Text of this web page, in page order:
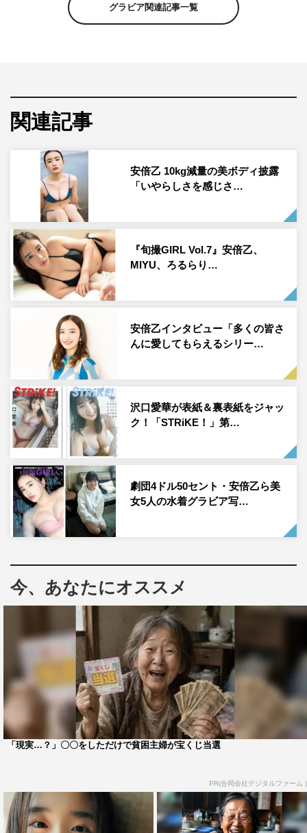
など、注目を集めている。
た1冊に仕上がった。
発売にあたり、安倍は「普段の私はわりと明るくてふざけ
スした姿や、家族じゃないと見られないような表情が写っ
ていると思います。フィルターをかけていない私のつまっ
た一冊を、多くの方に手に取っていただけたらうれしいで
す」とアピールしている。
安倍乙（撮影：前 康輔／集英社）
書誌情報
「劇団4ドル50セント 安倍乙ファースト写真集」
撮影：前 康輔
定価：2,300円＋税
グラビア関連記事一覧
関連記事
安倍乙 10kg減量の美ボディ披露
「いやらしさを感じさ…
『旬撮GIRL Vol.7』安倍乙、
MIYU、ろるらり…
安倍乙インタビュー「多くの皆さ
んに愛してもらえるシリー…
沢口愛華が表紙＆裏表紙をジャッ
ク！「STRiKE！」第…
劇団4ドル50セント・安倍乙ら美
女5人の水着グラビア写…
今、あなたにオススメ
「現実…？」〇〇をしただけで貧困主婦が宝くじ当選
PR(合同会社デジタルファーム )